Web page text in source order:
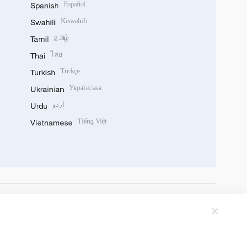
Spanish Español
Swahili Kiswahili
Tamil தமிழ்
Thai ไทย
Turkish Türkçe
Ukrainian Українська
Urdu اردو
Vietnamese Tiếng Việt